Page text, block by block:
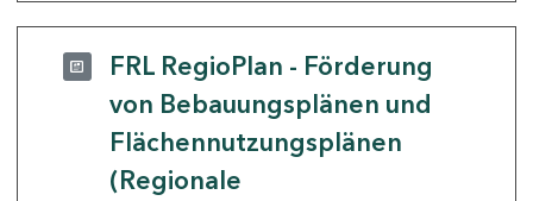
FRL RegioPlan - Förderung
von Bebauungsplänen und
Flächennutzungsplänen
(Regionale